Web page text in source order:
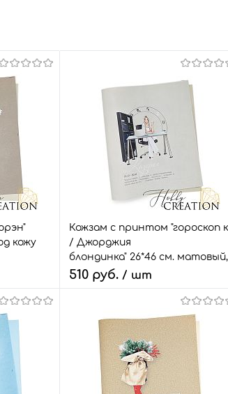
кожу
2 шт.
Кожзам с принтом "гороскоп
/ Джорджия
блондинка" 26*46 см.
серый
510 руб. / шт
В корзину
Быстрый заказ
Сравнить
В избранное